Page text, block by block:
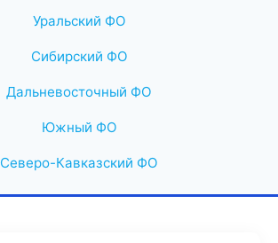
Уральский ФО
Сибирский ФО
Дальневосточный ФО
Южный ФО
Северо-Кавказский ФО